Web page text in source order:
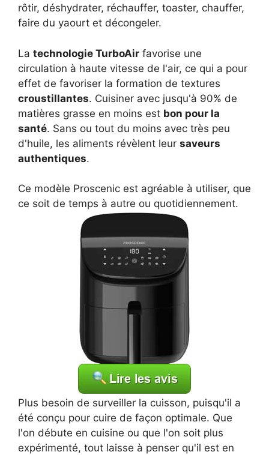
rôtir, déshydrater, réchauffer, toaster, chauffer,
faire du yaourt et décongeler.
La technologie TurboAir favorise une
circulation à haute vitesse de l'air, ce qui a pour
effet de favoriser la formation de textures
croustillantes. Cuisiner avec jusqu'à 90% de
matières grasse en moins est bon pour la
santé. Sans ou tout du moins avec très peu
d'huile, les aliments révèlent leur saveurs
authentiques.
Ce modèle Proscenic est agréable à utiliser, que
ce soit de temps à autre ou quotidiennement.
Plus besoin de surveiller la cuisson, puisqu'il a
été conçu pour cuire de façon optimale. Que
l'on débute en cuisine ou que l'on soit plus
expérimenté, tout laisse à penser qu'il est en